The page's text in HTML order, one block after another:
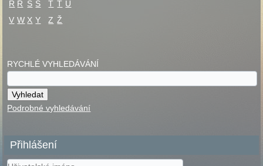
R Ř S Š T Ť U
V W X Y Z Ž
RYCHLÉ VYHLEDÁVÁNÍ
Podrobné vyhledávání
Přihlášení